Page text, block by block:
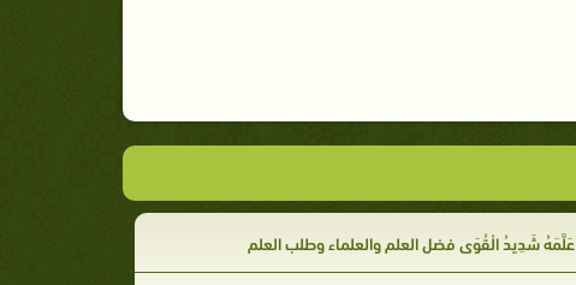
عَلَّمَهُ شَدِيدُ الْقُوَى فضل العلم والعلماء وطلب العلم